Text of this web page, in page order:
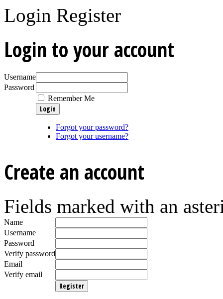
Login Register
Login to your account
Username
Password
Remember Me
Forgot your password?
Forgot your username?
Create an account
Fields marked with an
Name
Username
Password
Verify password
Email
Verify email
Register